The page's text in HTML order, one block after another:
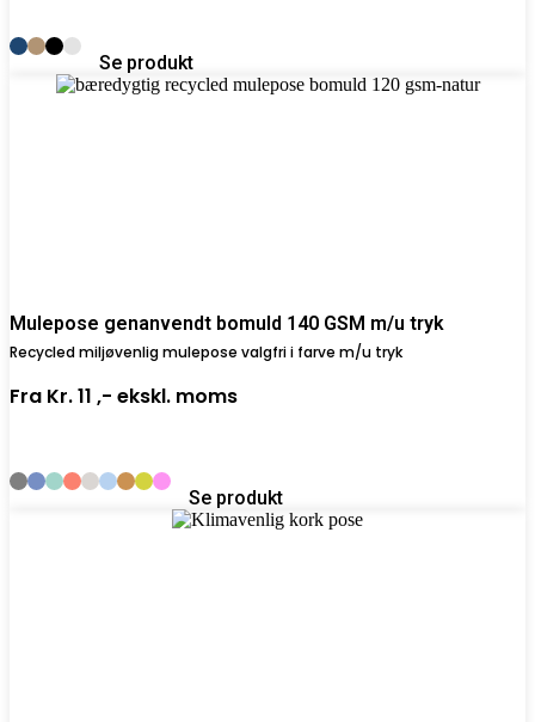
Se produkt
Mulepose genanvendt bomuld 140 GSM m/u tryk
Recycled miljøvenlig mulepose valgfri i farve m/u tryk
Fra Kr. 11 ,- ekskl. moms
Se produkt